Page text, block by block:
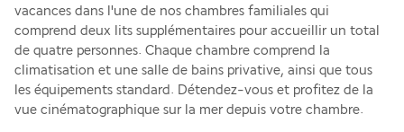
vacances dans l'une de nos chambres familiales qui
comprend deux lits supplémentaires pour accueillir un total
de quatre personnes. Chaque chambre comprend la
climatisation et une salle de bains privative, ainsi que tous
les équipements standard. Détendez-vous et profitez de la
vue cinématographique sur la mer depuis votre chambre.